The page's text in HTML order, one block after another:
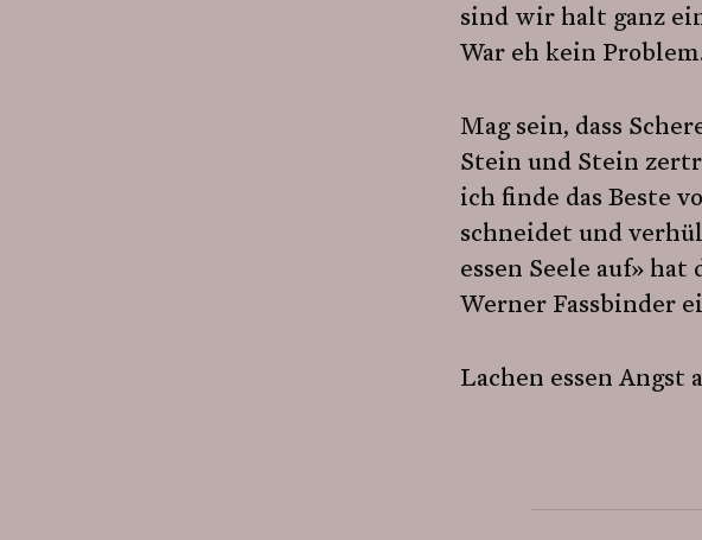
sind wir halt ganz
War eh kein
Mag sein, dass
Stein und Stein
ich finde das Beste
schneidet und
essen Seele auf»
Werner Fassbinder
Lachen essen Angst